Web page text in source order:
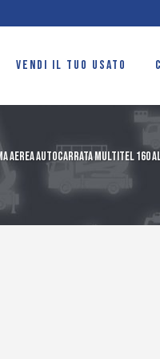
VENDI IL TUO USATO
aerea autocarrata Multitel 160